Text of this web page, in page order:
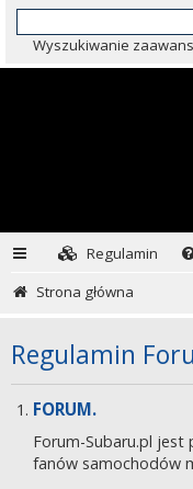
Wyszukiwanie
Regulamin
Strona główna
Regulamin
FORUM.
Forum-Subaru.pl
fanów samochodów